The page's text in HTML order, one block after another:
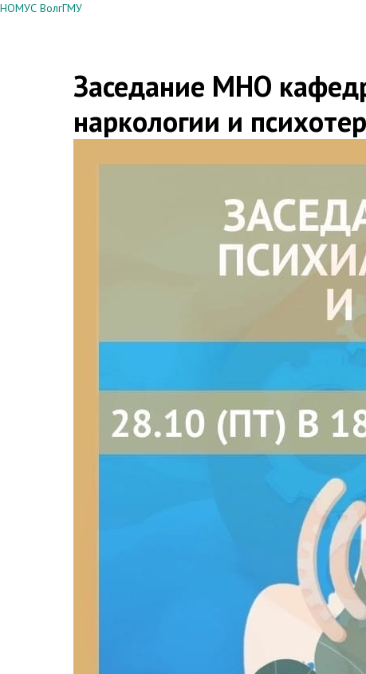
НОМУС ВолгГМУ
Заседание МНО
наркологии и